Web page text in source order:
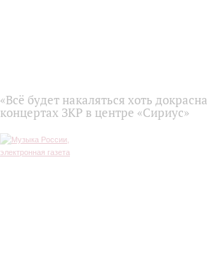
«Всё будет накаляться хоть
концертах ЗКР в центре «Сириус»